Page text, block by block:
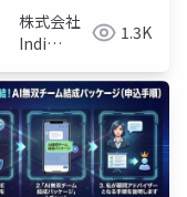
株式会社
Indi
1.3K